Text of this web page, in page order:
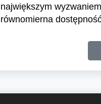
największym
równomierna